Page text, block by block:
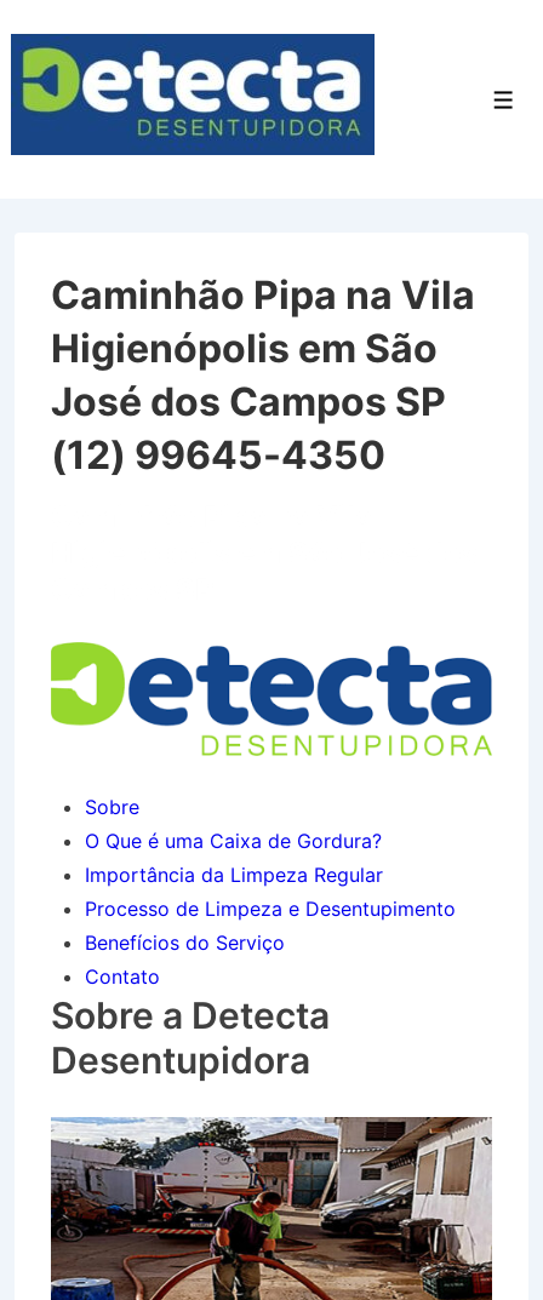
para
Conteúdo
Caminhão Pipa na Vila
Higienópolis em São
José dos Campos SP
(12) 99645-4350
Sobre
O Que é uma Caixa de Gordura?
Importância da Limpeza Regular
Processo de Limpeza e Desentupimento
Benefícios do Serviço
Contato
Sobre a Detecta
Desentupidora